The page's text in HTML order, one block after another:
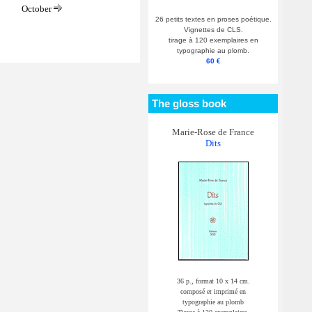
October
26 petits textes en proses poétique.
Vignettes de CLS.
tirage à 120 exemplaires en
typographie au plomb.
60 €
The gloss book
Marie-Rose de France
Dits
36 p., format 10 x 14 cm.
composé et imprimé en
typographie au plomb